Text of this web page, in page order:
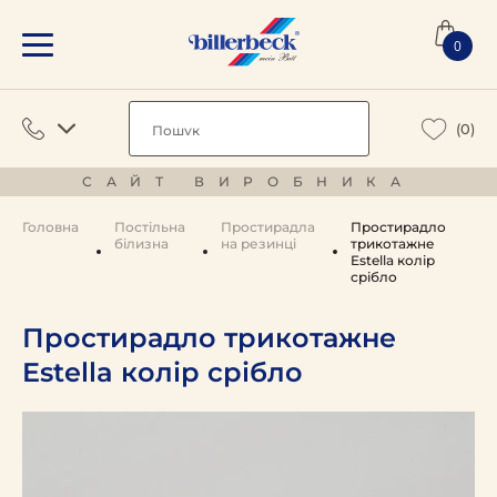
0
(0)
САЙТ ВИРОБНИКА
Головна
Постільна
білизна
Простирадла
на резинці
Простирадло
трикотажне
Estella колір
срібло
Простирадло трикотажне
Estella колір срібло